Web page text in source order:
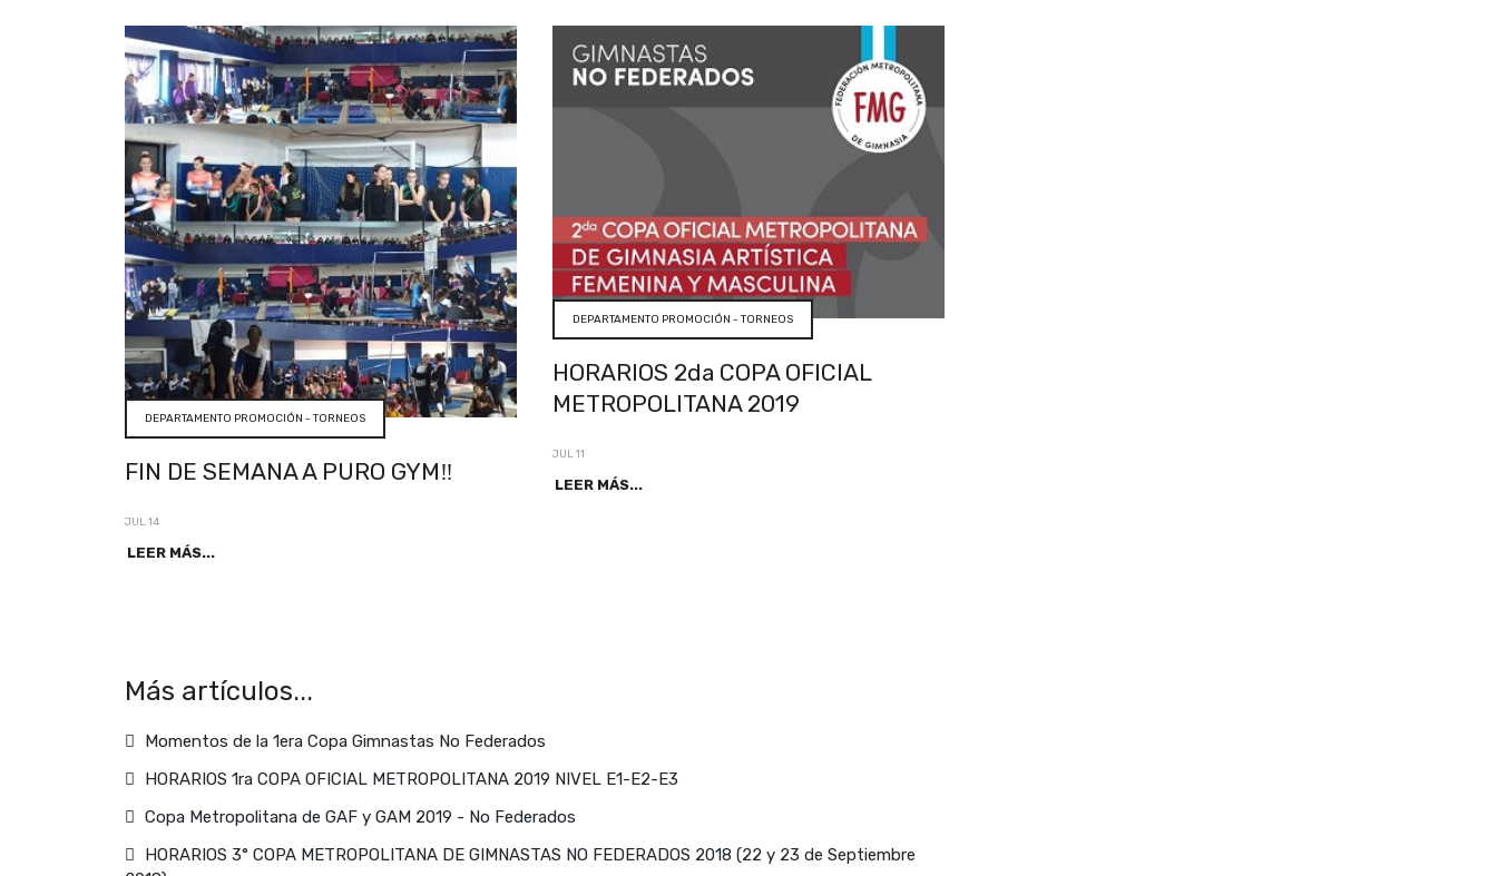
DEPARTAMENTO PROMOCIÓN - TORNEOS
FIN DE SEMANA A PURO GYM‼
JUL 14
LEER MÁS...
DEPARTAMENTO PROMOCIÓN - TORNEOS
HORARIOS 2da COPA OFICIAL
METROPOLITANA 2019
JUL 11
LEER MÁS...
Más artículos...
Momentos de la 1era Copa Gimnastas No Federados
HORARIOS 1ra COPA OFICIAL METROPOLITANA 2019 NIVEL E1-E2-E3
Copa Metropolitana de GAF y GAM 2019 - No Federados
HORARIOS 3° COPA METROPOLITANA DE GIMNASTAS NO FEDERADOS 2018 (22 y 23 de Septiembre